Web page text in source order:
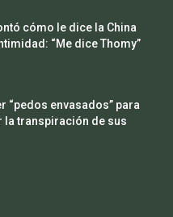
cómo le dice la China
“Me dice Thomy”
“pedos envasados” para
transpiración de sus